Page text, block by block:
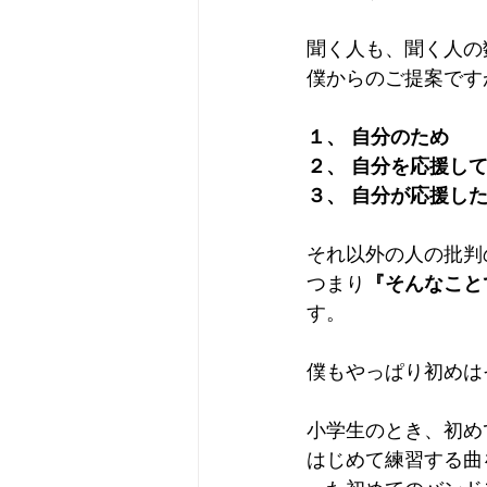
聞く人も、聞く人
僕からのご提案で
１、 自分のため
２、 自分を応援し
３、 自分が応援し
それ以外の人の批
つまり
『そんなこ
す。
僕もやっぱり初め
小学生のとき、初
はじめて練習する